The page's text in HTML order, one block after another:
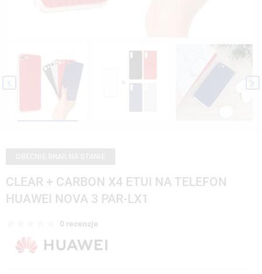
 
CLEAR + CARBON X4 ETUI NA TELEFON
HUAWEI NOVA 3 PAR-LX1
0 recenzje